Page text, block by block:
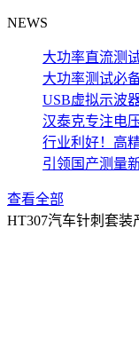
NEWS
大功率直流测
大功率测试必
USB虚拟示波
汉泰克专注电
行业利好！高
引领国产测量
查看全部
HT307汽车针刺套装